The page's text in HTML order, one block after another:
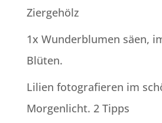
Ziergehölz
1x Wunderblumen säen,
Blüten.
Lilien fotografieren im
Morgenlicht. 2 Tipps